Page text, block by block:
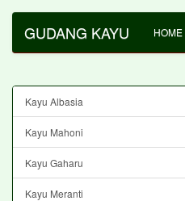
GUDANG KAYU HOME
Kayu Albasia
Kayu Mahoni
Kayu Gaharu
Kayu Meranti